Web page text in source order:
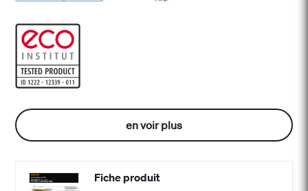
en voir plus
Fiche produit